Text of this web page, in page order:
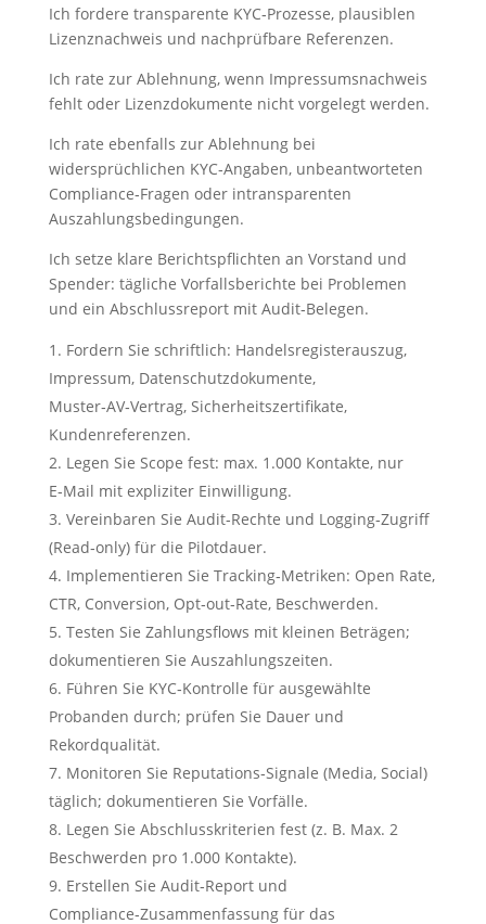
Ich fordere transparente KYC‑Prozesse, plausiblen
Lizenznachweis und nachprüfbare Referenzen.
Ich rate zur Ablehnung, wenn Impressumsnachweis
fehlt oder Lizenzdokumente nicht vorgelegt werden.
Ich rate ebenfalls zur Ablehnung bei
widersprüchlichen KYC‑Angaben, unbeantworteten
Compliance‑Fragen oder intransparenten
Auszahlungsbedingungen.
Ich setze klare Berichtspflichten an Vorstand und
Spender: tägliche Vorfallsberichte bei Problemen
und ein Abschlussreport mit Audit‑Belegen.
Fordern Sie schriftlich: Handelsregisterauszug,
Impressum, Datenschutzdokumente,
Muster‑AV‑Vertrag, Sicherheitszertifikate,
Kundenreferenzen.
Legen Sie Scope fest: max. 1.000 Kontakte, nur
E‑Mail mit expliziter Einwilligung.
Vereinbaren Sie Audit‑Rechte und Logging‑Zugriff
(Read‑only) für die Pilotdauer.
Implementieren Sie Tracking‑Metriken: Open Rate,
CTR, Conversion, Opt‑out‑Rate, Beschwerden.
Testen Sie Zahlungsflows mit kleinen Beträgen;
dokumentieren Sie Auszahlungszeiten.
Führen Sie KYC‑Kontrolle für ausgewählte
Probanden durch; prüfen Sie Dauer und
Rekordqualität.
Monitoren Sie Reputations‑Signale (Media, Social)
täglich; dokumentieren Sie Vorfälle.
Legen Sie Abschlusskriterien fest (z. B. Max. 2
Beschwerden pro 1.000 Kontakte).
Erstellen Sie Audit‑Report und
Compliance‑Zusammenfassung für das